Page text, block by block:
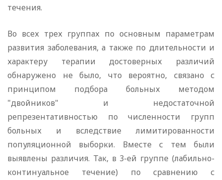
течения.
Во всех трех группах по основным параметрам
развития заболевания, а также по длительности и
характеру терапии достоверных различий
обнаружено не было, что вероятно, связано с
принципом подбора больных методом
"двойников" и недостаточной
репрезентативностью по численности групп
больных и вследствие лимитированности
популяционной выборки. Вместе с тем были
выявлены различия. Так, в 3-ей группе (лабильно-
континуальное течение) по сравнению с